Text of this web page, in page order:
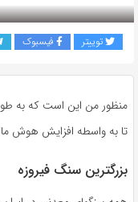
این
صفحه
با
دوستان
خود
اشتراک
بگذارید.
توییتر فیسبوک
منظور من این است که به طور
تا به واسطه افزایش هوش
بزرگترین سنگ فیروزه